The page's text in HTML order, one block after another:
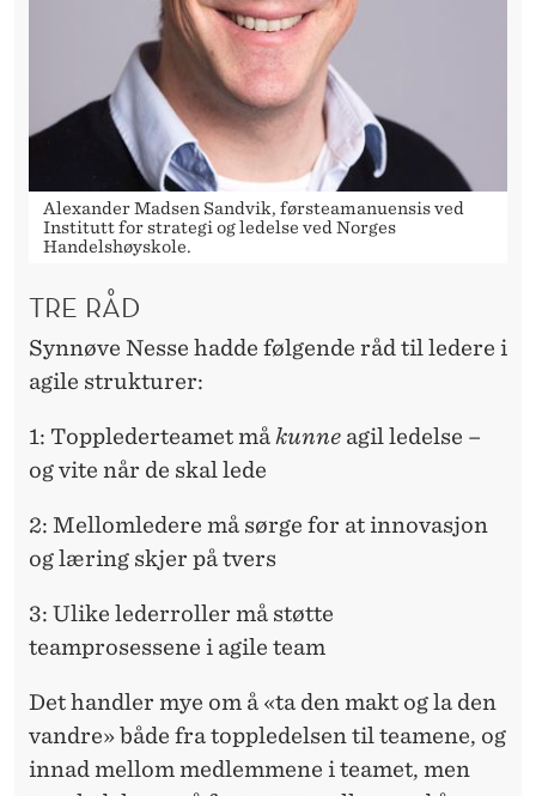
Alexander Madsen Sandvik, førsteamanuensis ved
Institutt for strategi og ledelse ved Norges
Handelshøyskole.
TRE RÅD
Synnøve Nesse hadde følgende råd til ledere i
agile strukturer:
1: Topplederteamet må kunne agil ledelse –
og vite når de skal lede
2: Mellomledere må sørge for at innovasjon
og læring skjer på tvers
3: Ulike lederroller må støtte
teamprosessene i agile team
Det handler mye om å «ta den makt og la den
vandre» både fra toppledelsen til teamene, og
innad mellom medlemmene i teamet, men